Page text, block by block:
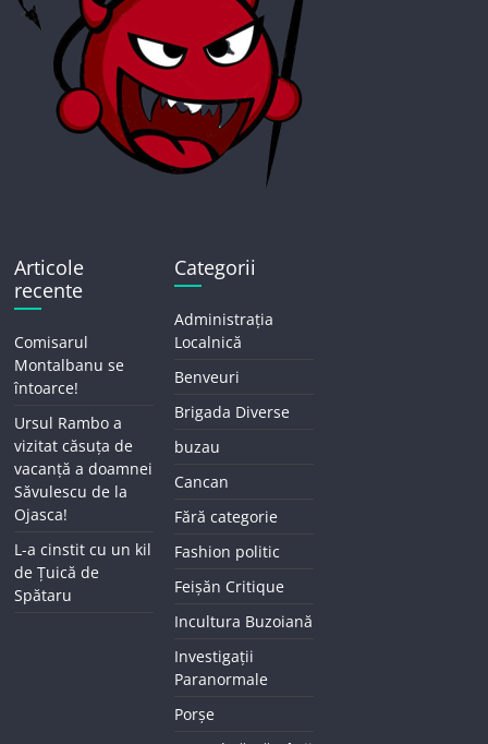
Articole
recente
Comisarul
Montalbanu se
întoarce!
Ursul Rambo a
vizitat căsuța de
vacanță a doamnei
Săvulescu de la
Ojasca!
L-a cinstit cu un kil
de Țuică de
Spătaru
Categorii
Administrația
Localnică
Benveuri
Brigada Diverse
buzau
Cancan
Fără categorie
Fashion politic
Feișăn Critique
Incultura Buzoiană
Investigații
Paranormale
Porșe